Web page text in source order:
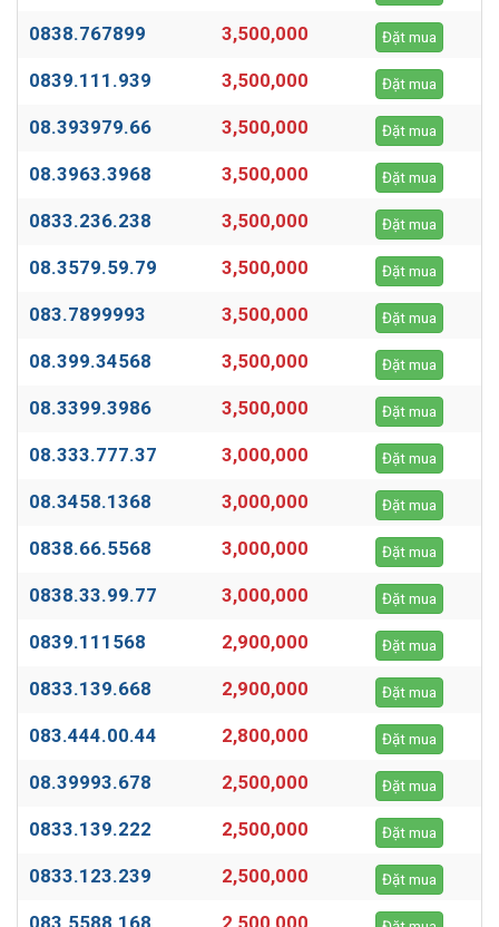
0838.767899 3,500,000 Đặt mua
0839.111.939 3,500,000 Đặt mua
08.393979.66 3,500,000 Đặt mua
08.3963.3968 3,500,000 Đặt mua
0833.236.238 3,500,000 Đặt mua
08.3579.59.79 3,500,000 Đặt mua
083.7899993 3,500,000 Đặt mua
08.399.34568 3,500,000 Đặt mua
08.3399.3986 3,500,000 Đặt mua
08.333.777.37 3,000,000 Đặt mua
08.3458.1368 3,000,000 Đặt mua
0838.66.5568 3,000,000 Đặt mua
0838.33.99.77 3,000,000 Đặt mua
0839.111568 2,900,000 Đặt mua
0833.139.668 2,900,000 Đặt mua
083.444.00.44 2,800,000 Đặt mua
08.39993.678 2,500,000 Đặt mua
0833.139.222 2,500,000 Đặt mua
0833.123.239 2,500,000 Đặt mua
083.5588.168 2,500,000